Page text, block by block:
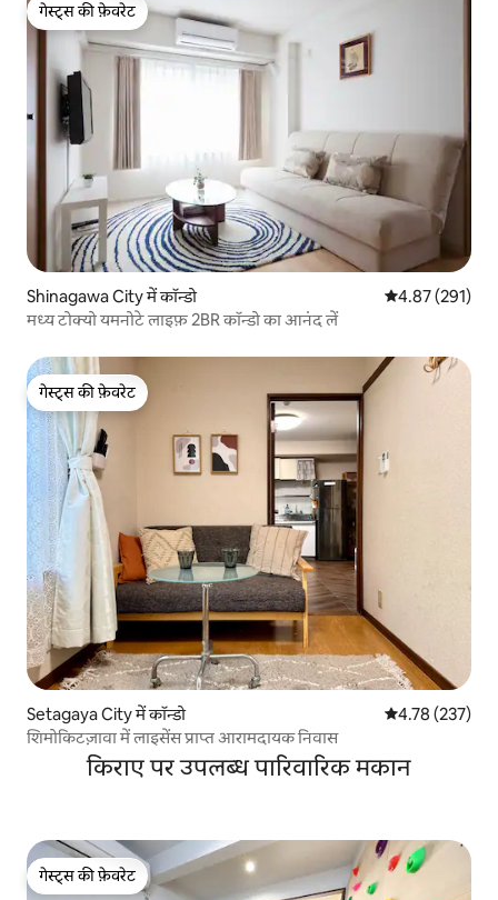
गेस्ट्स की फ़ेवरेट
गेस्ट्स की फ़ेवरेट
Shinagawa City में कॉन्डो औसत रेटिंग 5 में से
4.87 (291)
मध्य टोक्यो यमनोटे लाइफ़ 2BR कॉन्डो का आनंद लें
गेस्ट्स की फ़ेवरेट
गेस्ट्स की फ़ेवरेट
Setagaya City में कॉन्डो औसत रेटिंग 5 में से
4.78 (237)
शिमोकिटज़ावा में लाइसेंस प्राप्त आरामदायक निवास
किराए पर उपलब्ध पारिवारिक मकान
गेस्ट्स की फ़ेवरेट
गेस्ट्स की फ़ेवरेट